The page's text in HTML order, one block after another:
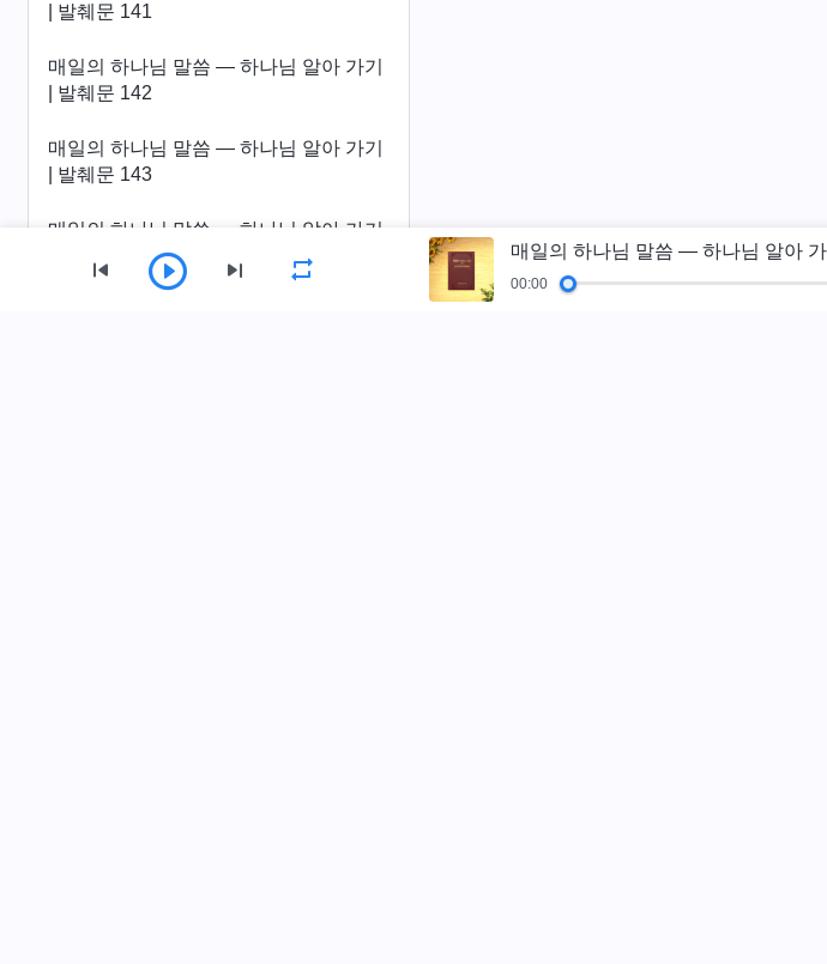
| 발췌문 141
매일의 하나님 말씀 ― 하나님 알아 가기
| 발췌문 142
매일의 하나님 말씀 ― 하나님 알아 가기
| 발췌문 143
매일의 하나님 말씀 ― 하나님 알아 가기
| 발췌문 144
매일의 하나님 말씀 ― 하나님 알아
00:00